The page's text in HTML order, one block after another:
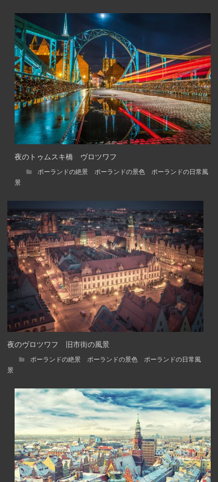
夜のトゥムスキ橋 ヴロツワフ
ポーランドの絶景 ポーランドの景色 ポーランドの日常風
景
夜のヴロツワフ 旧市街の風景
ポーランドの絶景 ポーランドの景色 ポーランドの日常風
景